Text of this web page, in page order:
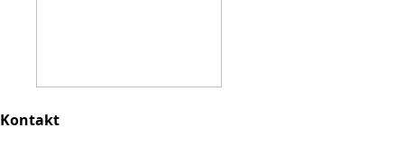
Kontakt